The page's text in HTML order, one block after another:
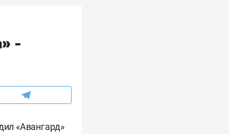
-
«Авангард»